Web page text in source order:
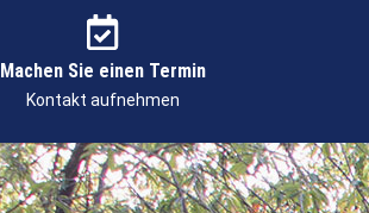
Machen Sie einen Termin
Kontakt aufnehmen